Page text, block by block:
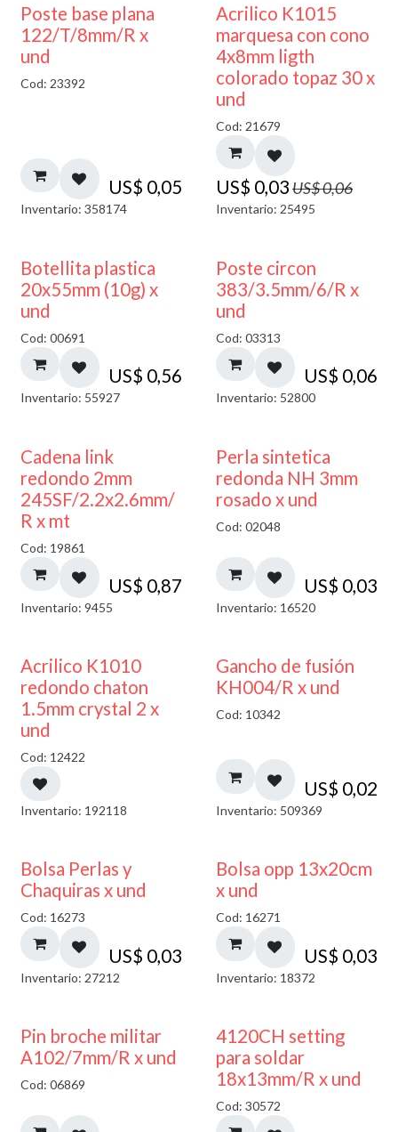
Poste base plana
122/T/8mm/R x
und
Cod: 23392
US$ 0,05
Inventario: 358174
50% DESCUENTO
Acrilico K1015
marquesa con cono
4x8mm ligth
colorado topaz 30 x
und
Cod: 21679
US$ 0,03US$0,06
Inventario: 25495
Botellita plastica
20x55mm (10g) x
und
Cod: 00691
US$ 0,56
Inventario: 55927
Poste circon
383/3.5mm/6/R x
und
Cod: 03313
US$ 0,06
Inventario: 52800
Cadena link
redondo 2mm
245SF/2.2x2.6mm/
R x mt
Cod: 19861
US$ 0,87
Inventario: 9455
Perla sintetica
redonda NH 3mm
rosado x und
Cod: 02048
US$ 0,03
Inventario: 16520
50% DESCUENTO
Acrilico K1010
redondo chaton
1.5mm crystal 2 x
und
Cod: 12422
Inventario: 192118
Gancho de fusión
KH004/R x und
Cod: 10342
US$ 0,02
Inventario: 509369
Bolsa Perlas y
Chaquiras x und
Cod: 16273
US$ 0,03
Inventario: 27212
Bolsa opp 13x20cm
x und
Cod: 16271
US$ 0,03
Inventario: 18372
Pin broche militar
A102/7mm/R x und
Cod: 06869
4120CH setting
para soldar
18x13mm/R x und
Cod: 30572